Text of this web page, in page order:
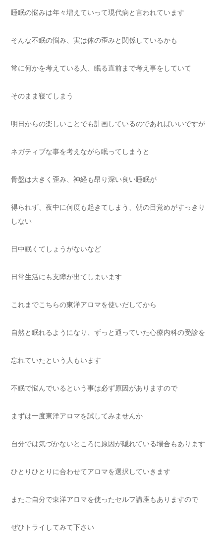
睡眠の悩みは年々増えていって現代病と言われています
そんな不眠の悩み、実は体の歪みと関係しているかも
常に何かを考えている人、眠る直前まで考え事をしていて
そのまま寝てしまう
明日からの楽しいことでも計画しているのであればいいですが
ネガティブな事を考えながら眠ってしまうと
骨盤は大きく歪み、神経も昂り深い良い睡眠が
得られず、夜中に何度も起きてしまう、朝の目覚めがすっきり
しない
日中眠くてしょうがないなど
日常生活にも支障が出てしまいます
これまでこちらの東洋アロマを使いだしてから
自然と眠れるようになり、ずっと通っていた心療内科の受診を
忘れていたという人もいます
不眠で悩んでいるという事は必ず原因がありますので
まずは一度東洋アロマを試してみませんか
自分では気づかないところに原因が隠れている場合もあります
ひとりひとりに合わせてアロマを選択していきます
またご自分で東洋アロマを使ったセルフ講座もありますので
ぜひトライしてみて下さい